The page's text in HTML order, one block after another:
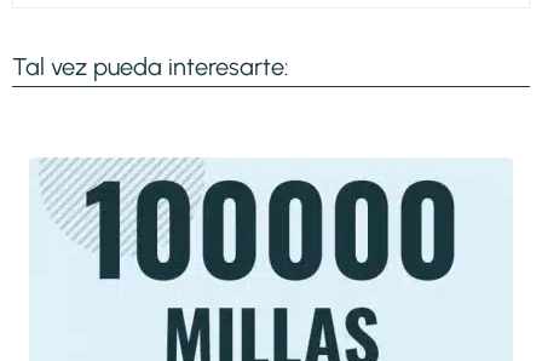
Tal vez pueda interesarte: